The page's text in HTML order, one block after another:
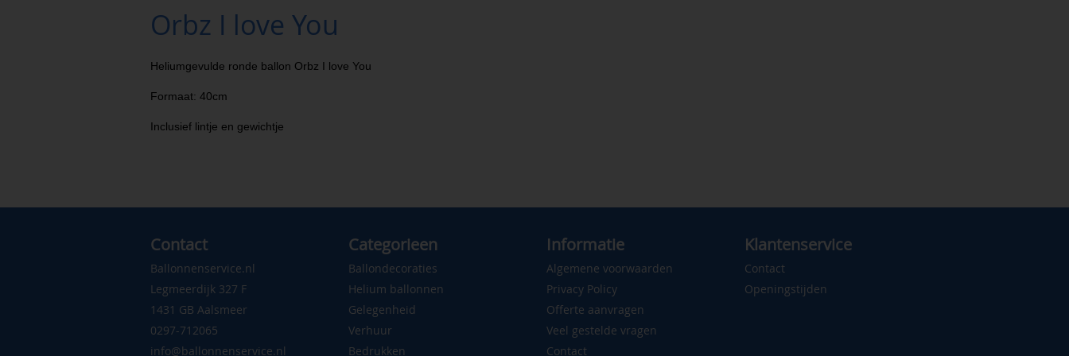
Orbz I love You
Heliumgevulde ronde ballon Orbz I love You
Formaat: 40cm
Inclusief lintje en gewichtje
Contact
Ballonnenservice.nl
Legmeerdijk 327 F
1431 GB Aalsmeer
0297-712065
info@ballonnenservice.nl
Categorieen
Ballondecoraties
Helium ballonnen
Gelegenheid
Verhuur
Bedrukken
Informatie
Algemene voorwaarden
Privacy Policy
Offerte aanvragen
Veel gestelde vragen
Contact
Klantenservice
Contact
Openingstijden